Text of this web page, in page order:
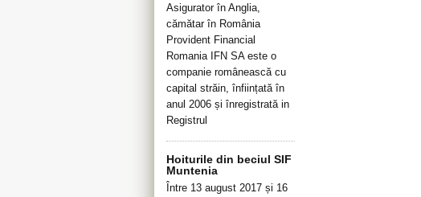
Asigurator în Anglia,
cămătar în România
Provident Financial
Romania IFN SA este o
companie românească cu
capital străin, înființată în
anul 2006 și înregistrată in
Registrul
Hoiturile din beciul SIF
Muntenia
Între 13 august 2017 și 16